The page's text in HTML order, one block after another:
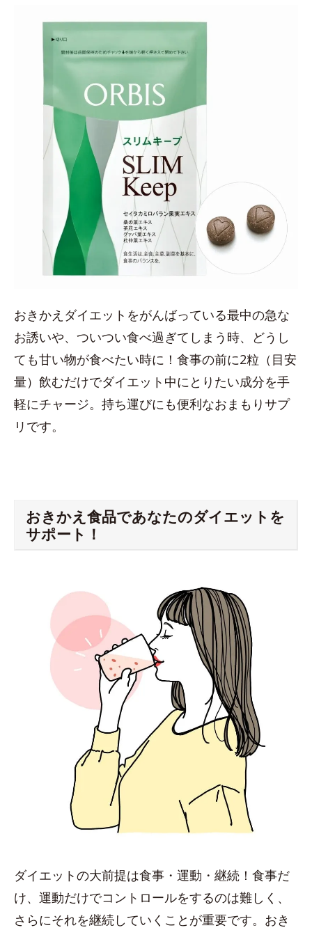
おきかえダイエットをがんばっている最中の急な
お誘いや、ついつい食べ過ぎてしまう時、どうし
ても甘い物が食べたい時に！食事の前に2粒（目安
量）飲むだけでダイエット中にとりたい成分を手
軽にチャージ。持ち運びにも便利なおまもりサプ
リです。
おきかえ食品であなたのダイエットを
サポート！
ダイエットの大前提は食事・運動・継続！食事だ
け、運動だけでコントロールをするのは難しく、
さらにそれを継続していくことが重要です。おき